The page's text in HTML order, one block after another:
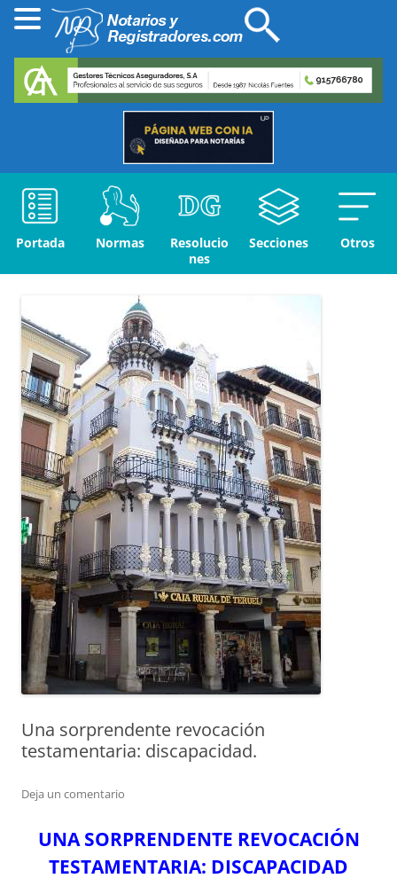
Portada Normas
Resolucio
nes
Secciones Otros
Una sorprendente revocación
testamentaria: discapacidad.
Deja un comentario
UNA SORPRENDENTE REVOCACIÓN
TESTAMENTARIA: DISCAPACIDAD